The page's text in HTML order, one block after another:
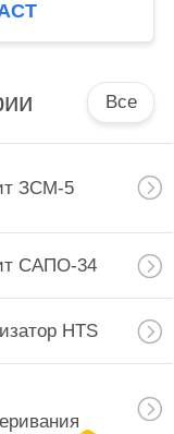
Все
ЗСМ-5
САПО-34
HTS